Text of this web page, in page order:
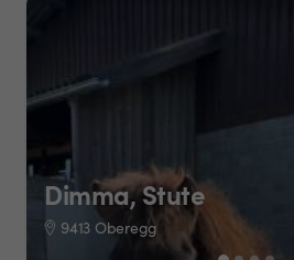
Dimma, Stute
9413 Oberegg